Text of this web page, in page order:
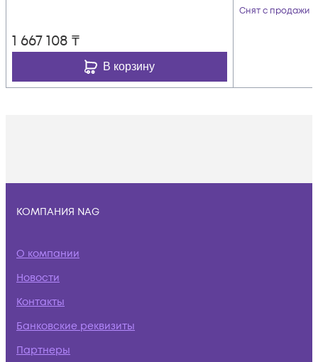
1 667 108 ₸
В корзину
Снят с продажи
КОМПАНИЯ NAG
О компании
Новости
Контакты
Банковские реквизиты
Партнеры